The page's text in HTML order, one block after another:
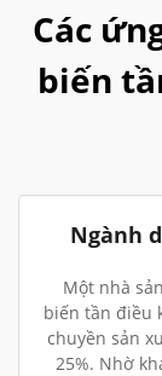
Các
biến
Ngành
Một nhà
biến tần điều
chuyền sản
25%. Nhờ